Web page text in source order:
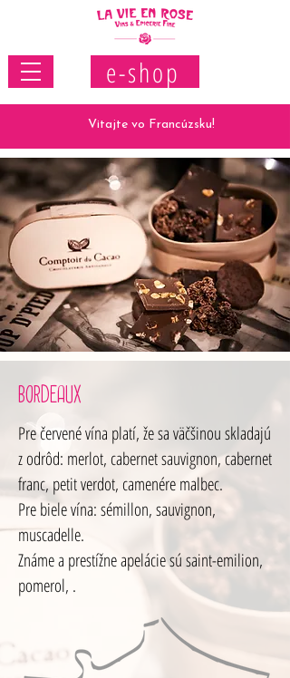
Vitajte vo Francúzsku!
e-shop
BORDEAUX
Pre červené vína platí, že sa väčšinou skladajú
z odrôd: merlot, cabernet sauvignon, cabernet
franc, petit verdot, camenére malbec.
Pre biele vína: sémillon, sauvignon,
muscadelle.
Známe a prestížne apelácie sú saint-emilion,
pomerol, .